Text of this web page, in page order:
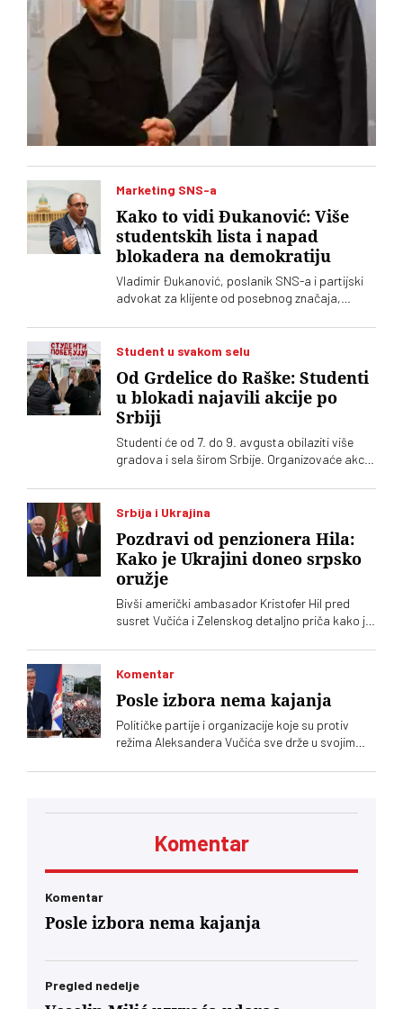
Marketing SNS-a
Kako to vidi Đukanović: Više
studentskih lista i napad
blokadera na demokratiju
Vladimir Đukanović, poslanik SNS-a i partijski
advokat za klijente od posebnog značaja,
pretpostavi: da će iždžikljati još koja
studentska lista. U toj izjavi nazire se oprobani
Student u svakom selu
Od Grdelice do Raške: Studenti
u blokadi najavili akcije po
Srbiji
Studenti će od 7. do 9. avgusta obilaziti više
gradova i sela širom Srbije. Organizovaće akcije
Srbija i Ukrajina
Pozdravi od penzionera Hila:
Kako je Ukrajini doneo srpsko
oružje
Bivši američki ambasador Kristofer Hil pred
susret Vučića i Zelenskog detaljno priča kako je
Navodno dve zemlje planiraju i zajedničku
fabriku dronova
Komentar
Posle izbora nema kajanja
Političke partije i organizacije koje su protiv
režima Aleksandera Vučića sve drže u svojim
budu poražene, biće same krive
Komentar
Komentar
Posle izbora nema kajanja
Pregled nedelje